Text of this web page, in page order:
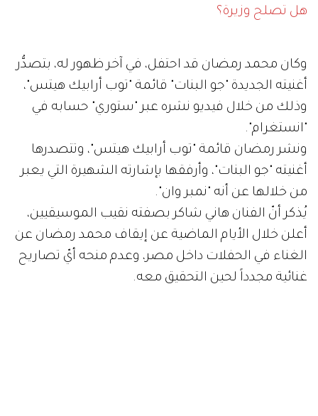
هل تصلح وزيرة؟
وكان محمد رمضان قد احتفل، في آخر ظهور له، بتصدُّر
أغنيته الجديدة "جو البنات" قائمة "توب أرابيك هيتس"،
وذلك من خلال فيديو نشره عبر "ستوري" حسابه في
"انستغرام".
ونشر رمضان قائمة "توب أرابيك هيتس"، وتتصدرها
أغنيته "جو البنات"، وأرفقها بإشارته الشهيرة التي يعبر
من خلالها عن أنه "نمبر وان".
يُذكر أنّ الفنان هاني شاكر بصفته نقيب الموسيقيين،
أعلن خلال الأيام الماضية عن إيقاف محمد رمضان عن
الغناء في الحفلات داخل مصر، وعدم منحه أيّ تصاريح
غنائية مجدداً لحين التحقيق معه.